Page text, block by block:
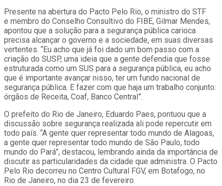
Presente na abertura do Pacto Pelo Rio, o ministro do STF
e membro do Conselho Consultivo do FIBE, Gilmar Mendes,
apontou que a solução para a segurança pública carioca
precisa alcançar o governo e a sociedade, em suas diversas
vertentes. “Eu acho que já foi dado um bom passo com a
criação do SUSP, uma ideia que a gente defendia que fosse
estruturada como um SUS para a segurança pública, eu acho
que é importante avançar nisso, ter um fundo nacional de
segurança pública. E fazer com que haja um trabalho conjunto:
órgãos de Receita, Coaf, Banco Central”.
O prefeito do Rio de Janeiro, Eduardo Paes, pontuou que a
discussão sobre segurança realizada ali pode repercutir em
todo país. “A gente quer representar todo mundo de Alagoas,
a gente quer representar todo mundo de São Paulo, todo
mundo do Pará”, destacou, lembrando ainda da importância de
discutir as particularidades da cidade que administra. O Pacto
Pelo Rio decorreu no Centro Cultural FGV, em Botafogo, no
Rio de Janeiro, no dia 23 de fevereiro.